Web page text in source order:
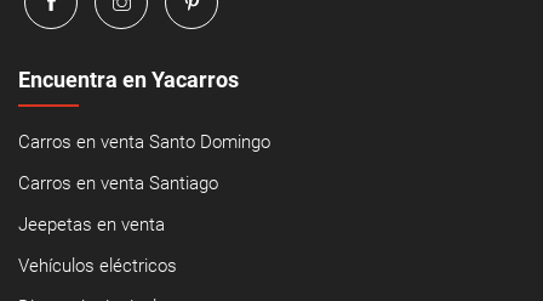
Encuentra en Yacarros
Carros en venta Santo Domingo
Carros en venta Santiago
Jeepetas en venta
Vehículos eléctricos